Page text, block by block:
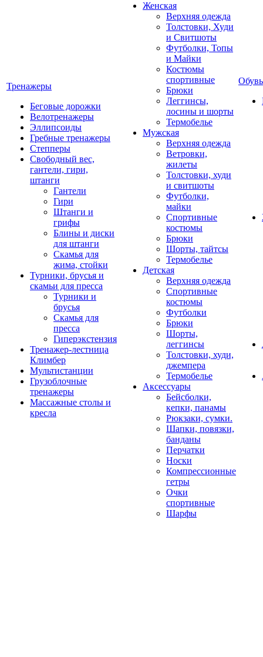
Тренажеры
Беговые дорожки
Велотренажеры
Эллипсоиды
Гребные тренажеры
Степперы
Свободный вес,
гантели, гири,
штанги
Гантели
Гири
Штанги и
грифы
Блины и диски
для штанги
Скамья для
жима, стойки
Турники, брусья и
скамьи для пресса
Турники и
брусья
Скамья для
пресса
Гиперэкстензия
Тренажер-лестница
Климбер
Мультистанции
Грузоблочные
тренажеры
Массажные столы и
кресла
Женская
Верхняя одежда
Толстовки, Худи
и Свитшоты
Футболки, Топы
и Майки
Костюмы
спортивные
Брюки
Леггинсы,
лосины и шорты
Термобелье
Мужская
Верхняя одежда
Ветровки,
жилеты
Толстовки, худи
и свитшоты
Футболки,
майки
Спортивные
костюмы
Брюки
Шорты, тайтсы
Термобелье
Детская
Верхняя одежда
Спортивные
костюмы
Футболки
Брюки
Шорты,
леггинсы
Толстовки, худи,
джемпера
Термобелье
Аксессуары
Бейсболки,
кепки, панамы
Рюкзаки, сумки.
Шапки, повязки,
банданы
Перчатки
Носки
Компрессионные
гетры
Очки
спортивные
Шарфы
Обувь